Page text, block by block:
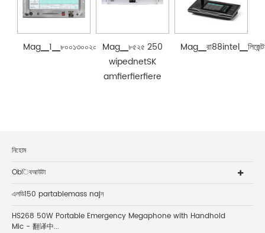
Mag▁1▁৮০০১৩০০২০০২০০২০০২০০১৮
Mag▁৮৫২৫ 250
wipednetSK
amfierfierfiere
নিহোম
Obিবআউটা
এলডি150 partablemass najন
HS268 50W Portable Emergency Megaphone with Handhold
Mic - 翻译中...